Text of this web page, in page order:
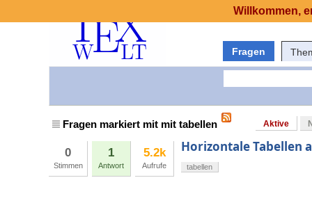
Fragen
Fragen markiert mit mit tabellen Aktive
0
Stimmen
1
Antwort
5.2k
Aufrufe
Horizontale Tabellen
tabellen
Willkommen,